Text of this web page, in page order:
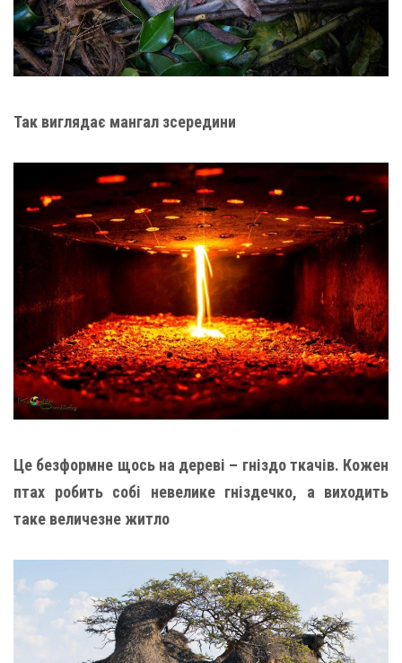
Так виглядає мангал зсередини
Це безформне щось на дереві – гніздо ткачів. Кожен
птах робить собі невелике гніздечко, а виходить
таке величезне житло